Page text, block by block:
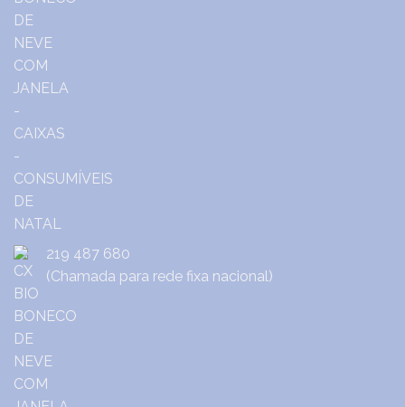
219 487 680
(Chamada para rede fixa nacional)